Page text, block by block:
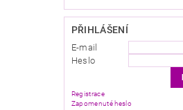
PŘIHLÁŠENÍ
E-mail
Heslo
Registrace
Zapomenuté heslo